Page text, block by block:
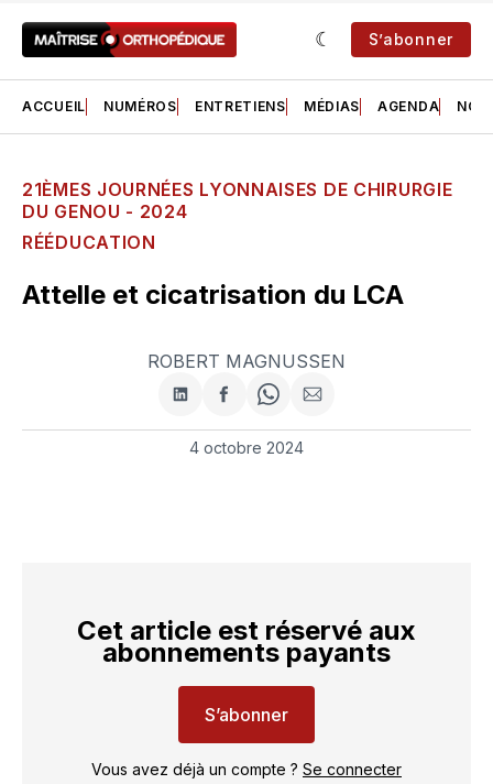
S’abonner
ACCUEIL NUMÉROS ENTRETIENS MÉDIAS AGENDA NOS
21ÈMES JOURNÉES LYONNAISES DE CHIRURGIE
DU GENOU - 2024
RÉÉDUCATION
Attelle et cicatrisation du LCA
ROBERT MAGNUSSEN
Partager
sur
LinkedIn
Partager
sur
Facebook
Share
on
WhatsApp
Partager
par
4 octobre 2024
Cet article est réservé aux
abonnements payants
S’abonner
Vous avez déjà un compte ? Se connecter